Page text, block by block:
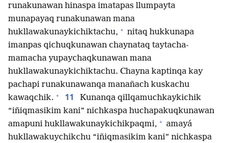
runakunawan hinaspa imatapas llumpayta
munapayaq runakunawan mana
hukllawakunaykichiktachu, + nitaq hukkunapa
imanpas qichuqkunawan chaynataq taytacha-
mamacha yupaychaqkunawan mana
hukllawakunaykichiktachu. Chayna kaptinqa kay
pachapi runakunawanqa manañach kuskachu
kawaqchik. + 11
Kunanqa qillqamuchkaykichik
“iñiqmasikim kani” nichkaspa huchapakuqkunawan
amapuni hukllawakunaykichikpaqmi, + amayá
hukllawakuychikchu “iñiqmasikim kani” nichkaspa